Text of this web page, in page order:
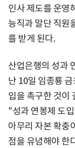
인사 제도를 운영
능직과 말단 직원
를 받게 된다.
산업은행의 성과
난 10일 임종룡
입을 촉구한 것이
"성과 연봉제 도
아무리 자본 확충
점을 유념해야 한